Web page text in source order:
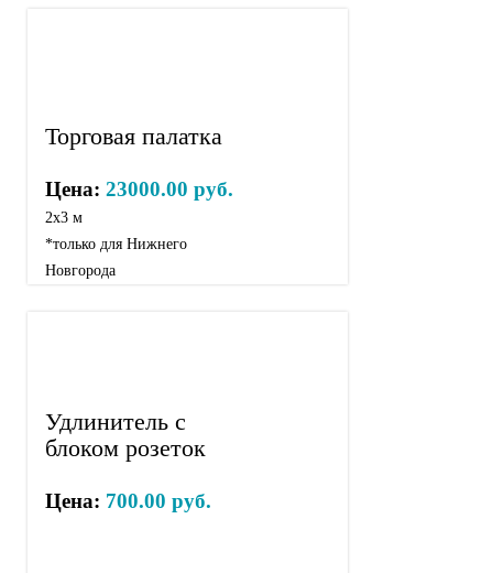
Торговая палатка
Цена:23000.00 руб.
2х3 м
*только для Нижнего
Новгорода
Удлинитель с
блоком розеток
Цена: 700.00 руб.